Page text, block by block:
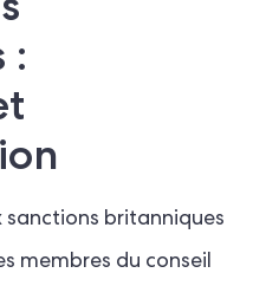
:
sanctions britanniques
membres du conseil